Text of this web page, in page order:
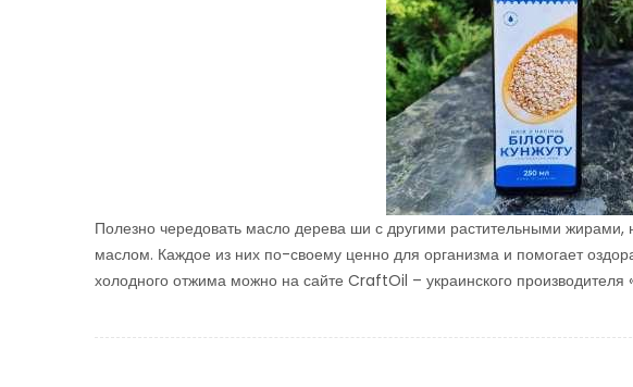
Полезно чередовать масло дерева ши с другими растительными жирами,
маслом. Каждое из них по-своему ценно для организма и помогает
холодного отжима можно на сайте CraftOil – украинского